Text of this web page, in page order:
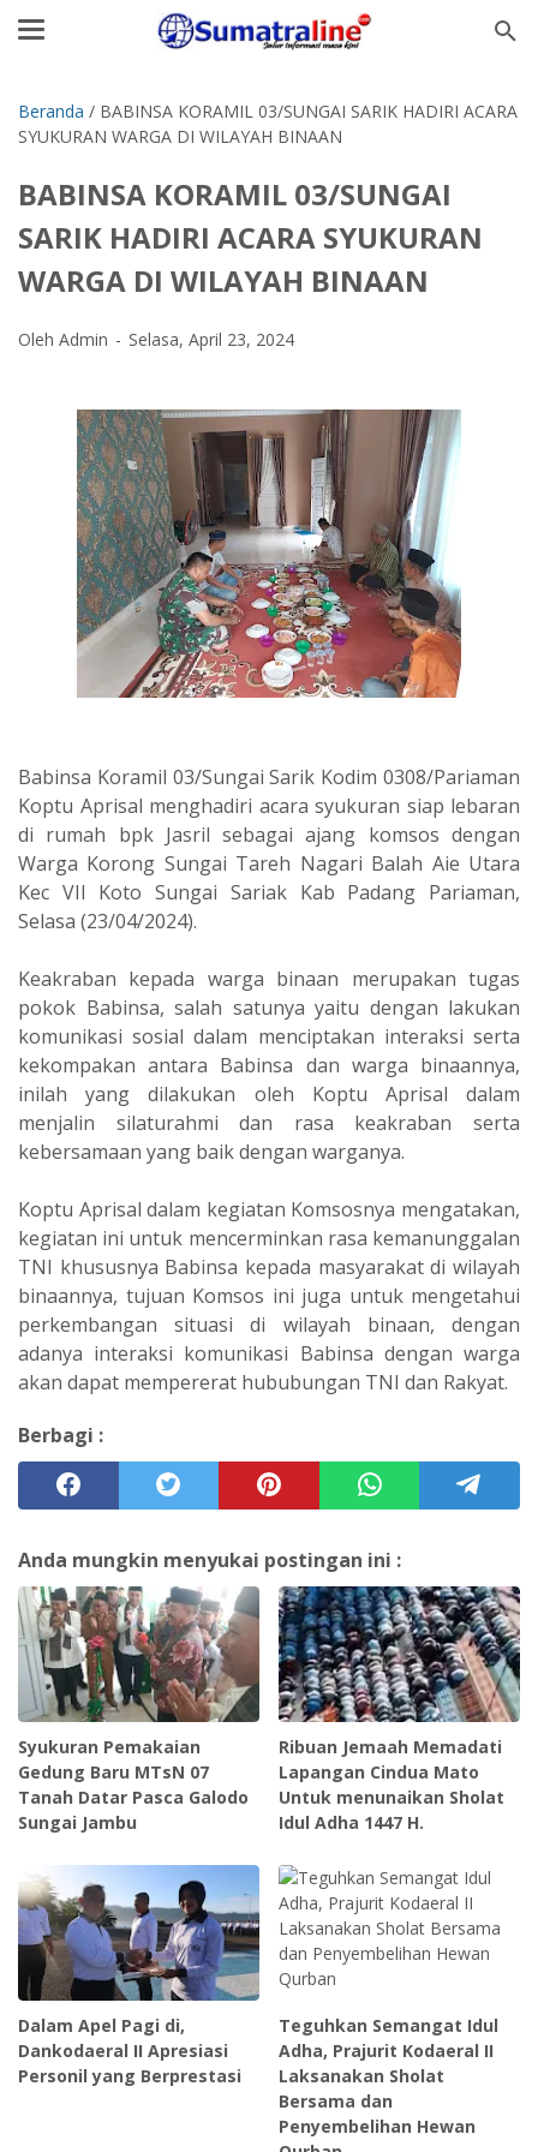
Beranda / BABINSA KORAMIL 03/SUNGAI SARIK HADIRI ACARA
SYUKURAN WARGA DI WILAYAH BINAAN
BABINSA KORAMIL 03/SUNGAI
SARIK HADIRI ACARA SYUKURAN
WARGA DI WILAYAH BINAAN
Oleh Admin Selasa, April 23, 2024
Babinsa Koramil 03/Sungai Sarik Kodim 0308/Pariaman
Koptu Aprisal menghadiri acara syukuran siap lebaran
di rumah bpk Jasril sebagai ajang komsos dengan
Warga Korong Sungai Tareh Nagari Balah Aie Utara
Kec VII Koto Sungai Sariak Kab Padang Pariaman,
Selasa (23/04/2024).
Keakraban kepada warga binaan merupakan tugas
pokok Babinsa, salah satunya yaitu dengan lakukan
komunikasi sosial dalam menciptakan interaksi serta
kekompakan antara Babinsa dan warga binaannya,
inilah yang dilakukan oleh Koptu Aprisal dalam
menjalin silaturahmi dan rasa keakraban serta
kebersamaan yang baik dengan warganya.
Koptu Aprisal dalam kegiatan Komsosnya mengatakan,
kegiatan ini untuk mencerminkan rasa kemanunggalan
TNI khususnya Babinsa kepada masyarakat di wilayah
binaannya, tujuan Komsos ini juga untuk mengetahui
perkembangan situasi di wilayah binaan, dengan
adanya interaksi komunikasi Babinsa dengan warga
akan dapat mempererat hububungan TNI dan Rakyat.
Berbagi :
Anda mungkin menyukai postingan ini :
Syukuran Pemakaian
Gedung Baru MTsN 07
Tanah Datar Pasca Galodo
Sungai Jambu
Ribuan Jemaah Memadati
Lapangan Cindua Mato
Untuk menunaikan Sholat
Idul Adha 1447 H.
Dalam Apel Pagi di,
Dankodaeral II Apresiasi
Personil yang Berprestasi
Teguhkan Semangat Idul
Adha, Prajurit Kodaeral II
Laksanakan Sholat
Bersama dan
Penyembelihan Hewan